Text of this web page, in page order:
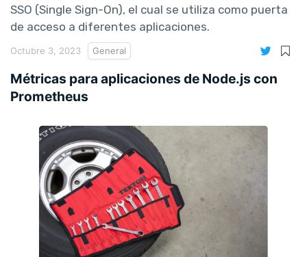
SSO (Single Sign-On), el cual se utiliza como puerta
de acceso a diferentes aplicaciones.
Octubre 3, 2023 General
Métricas para aplicaciones de Node.js con
Prometheus